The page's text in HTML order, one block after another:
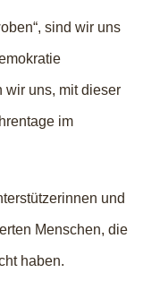
sind wir uns
wir uns, mit dieser
im
und
Menschen, die
haben.